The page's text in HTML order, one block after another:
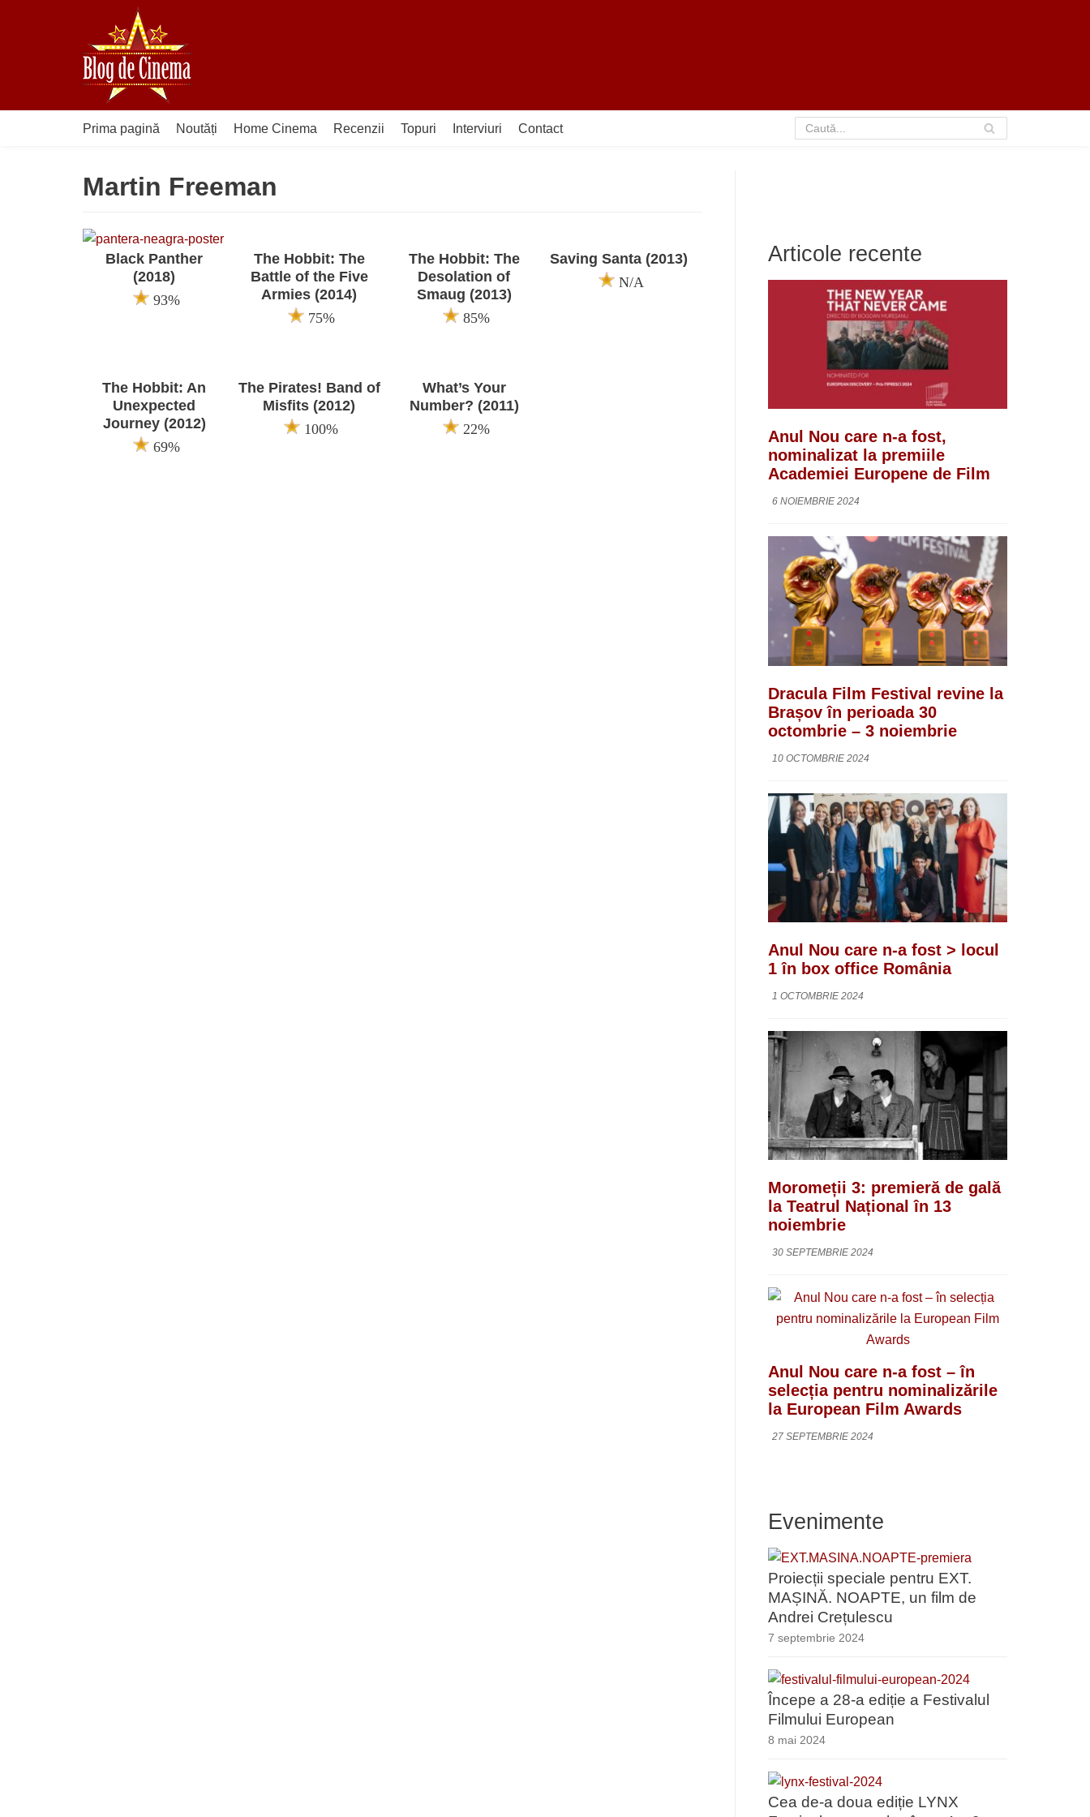
Prima pagină Noutăți Home Cinema Recenzii Topuri Interviuri Contact
Martin Freeman
Black Panther
(2018)
93%
The Hobbit: The
Battle of the Five
Armies (2014)
75%
The Hobbit: The
Desolation of
Smaug (2013)
85%
Saving Santa (2013)
N/A
The Hobbit: An
Unexpected
Journey (2012)
69%
The Pirates! Band of
Misfits (2012)
100%
What’s Your
Number? (2011)
22%
Articole recente
Anul Nou care n-a fost,
nominalizat la premiile
Academiei Europene de Film
6 NOIEMBRIE 2024
Dracula Film Festival revine la
Brașov în perioada 30
octombrie – 3 noiembrie
10 OCTOMBRIE 2024
Anul Nou care n-a fost > locul
1 în box office România
1 OCTOMBRIE 2024
Moromeții 3: premieră de gală
la Teatrul Național în 13
noiembrie
30 SEPTEMBRIE 2024
Anul Nou care n-a fost – în
selecția pentru nominalizările
la European Film Awards
27 SEPTEMBRIE 2024
Evenimente
Proiecții speciale pentru EXT.
MAȘINĂ. NOAPTE, un film de
Andrei Crețulescu
7 septembrie 2024
Începe a 28-a ediție a Festivalul
Filmului European
8 mai 2024
Cea de-a doua ediție LYNX